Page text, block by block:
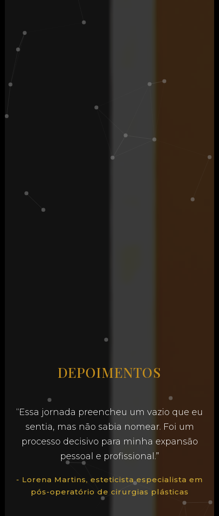
DEPOIMENTOS
“Essa jornada preencheu um vazio que eu
sentia, mas não sabia nomear. Foi um
processo decisivo para minha expansão
pessoal e profissional.”
- Lorena Martins, esteticista especialista em
pós-operatório de cirurgias plásticas